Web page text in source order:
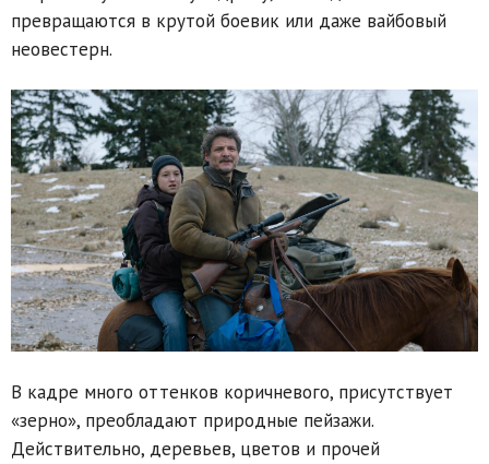
превращаются в крутой боевик или даже вайбовый
неовестерн.
В кадре много оттенков коричневого, присутствует
«зерно», преобладают природные пейзажи.
Действительно, деревьев, цветов и прочей